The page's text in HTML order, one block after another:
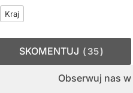
Kraj
Obserwuj nas w
SKOMENTUJ 35